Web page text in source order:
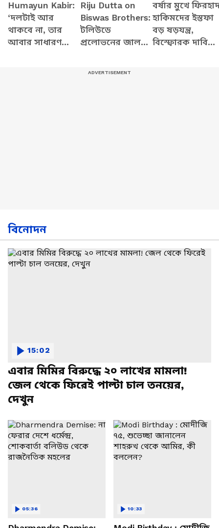
Humayun Kabir:
‘দলটাই আর
থাকবে না, তার
আবার সাধারণ
Riju Dutta on
Biswas Brothers:
টলিউডে
প্রলোভনের জাল
বর্ষার মুখে
হাকিমদের ইস্তফা
বড় ষড়যন্ত্র,
বিস্ফোরক দাবি
বিনোদন
এবার মিমির বিরুদ্ধে ২০ লাখের মামলা!
জেল থেকে ফিরেই পাল্টা চাল তনয়ের,
দেখুন
15:02
05:36 10:33